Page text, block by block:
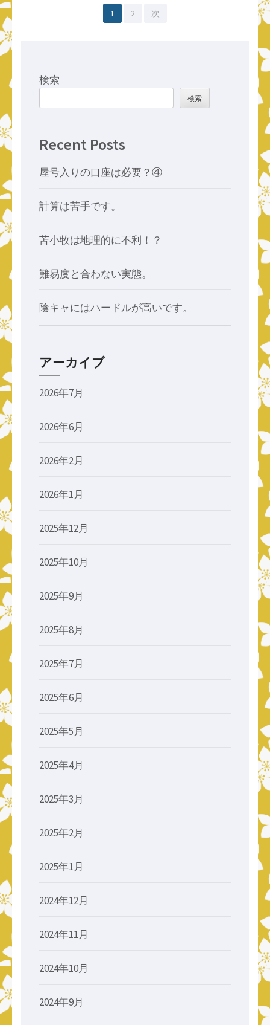
固
ジ
1
固
ジ
2 次
検索
検索
Recent Posts
屋号入りの口座は必要？④
計算は苦手です。
苫小牧は地理的に不利！？
難易度と合わない実態。
陰キャにはハードルが高いです。
アーカイブ
2026年7月
2026年6月
2026年2月
2026年1月
2025年12月
2025年10月
2025年9月
2025年8月
2025年7月
2025年6月
2025年5月
2025年4月
2025年3月
2025年2月
2025年1月
2024年12月
2024年11月
2024年10月
2024年9月